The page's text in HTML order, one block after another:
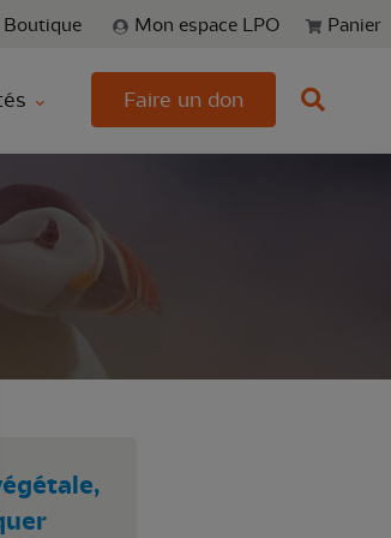
Boutique Mon espace LPO Panier
Faire un don